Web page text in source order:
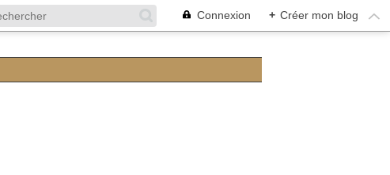
Connexion + Créer mon blog